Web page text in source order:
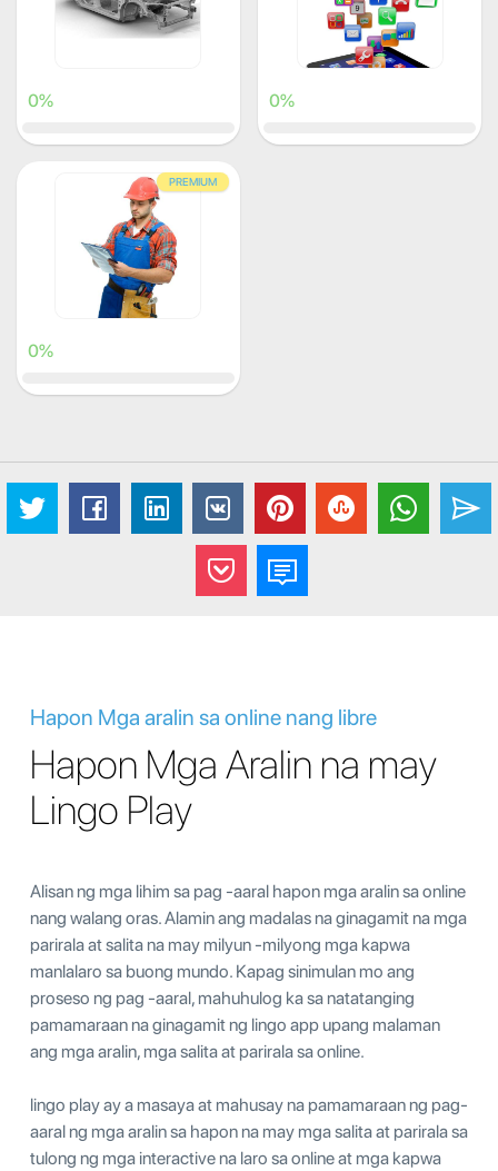
0% 0%
PREMIUM
0%
Hapon Mga aralin sa online nang libre
Hapon Mga Aralin na may
Lingo Play
Alisan ng mga lihim sa pag -aaral hapon mga aralin sa online
nang walang oras. Alamin ang madalas na ginagamit na mga
parirala at salita na may milyun -milyong mga kapwa
manlalaro sa buong mundo. Kapag sinimulan mo ang
proseso ng pag -aaral, mahuhulog ka sa natatanging
pamamaraan na ginagamit ng lingo app upang malaman
ang mga aralin, mga salita at parirala sa online.
lingo play ay a masaya at mahusay na pamamaraan ng pag-
aaral ng mga aralin sa hapon na may mga salita at parirala sa
tulong ng mga interactive na laro sa online at mga kapwa